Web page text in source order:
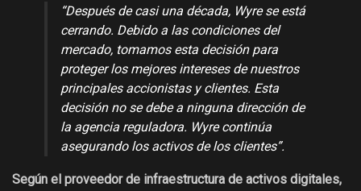
“Después de casi una década, Wyre se está
cerrando. Debido a las condiciones del
mercado, tomamos esta decisión para
proteger los mejores intereses de nuestros
principales accionistas y clientes. Esta
decisión no se debe a ninguna dirección de
la agencia reguladora. Wyre continúa
asegurando los activos de los clientes”.
Según el proveedor de infraestructura de activos digitales,